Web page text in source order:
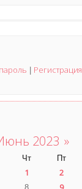
Регистрация
2023 »
Чт Пт
1 2